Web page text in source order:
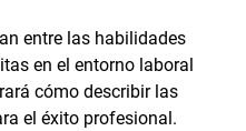
entre las habilidades
en el entorno laboral
cómo describir las
el éxito profesional.